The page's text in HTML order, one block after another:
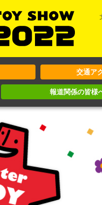
交通ア
報道関係の皆様